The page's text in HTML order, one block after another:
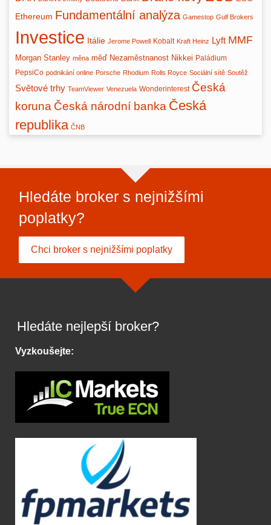
Ethereum Fundamentální analýza Gamestop Gulf Brokers
Investice Itálie Jerome Powell Kobalt Kraft Heinz Lyft MMF
Morgan Stanley měna měď Nezaměstnanost Nikkei Paládium
PepsiCo podnikání online Porsche Rhodium Rolls Royce Sociální sítě Soutěž
Světové trhy TeamViewer Venezuela Wonderinterest Česká
koruna Česká národní banka Česká
republika ČNB
Hledáte broker s nejnižšími
poplatky?
Chci broker s nejnižšími poplatky
Hledáte nejlepší broker?
Vyzkoušejte: